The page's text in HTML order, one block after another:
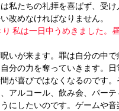
私たちの礼拝を喜ばず、受
改めなければなりません。
私は一日中うめきました。
いが来ます。罪は自分の中
分の力を奪っていきます。日
が喜びではなくなるのです
アルコール、飲み会、パー
にしたいのです。ゲームや